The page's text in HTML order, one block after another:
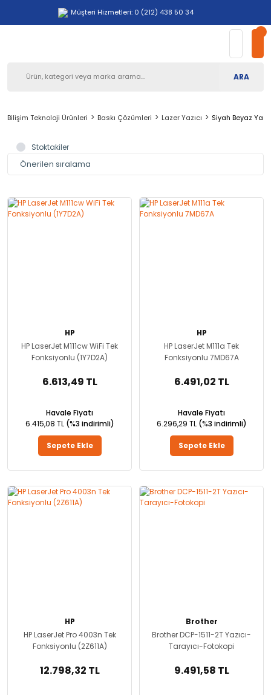
Müşteri Hizmetleri: 0 (212) 438 50 34
ARA
Bilişim Teknoloji Ürünleri Baskı Çözümleri Lazer Yazıcı Siyah Beyaz
Stoktakiler
HP
HP LaserJet M111cw WiFi Tek
Fonksiyonlu (1Y7D2A)
6.613,49 TL
Havale Fiyatı
6.415,08 TL (%3 indirimli)
Sepete Ekle
HP
HP LaserJet M111a Tek
Fonksiyonlu 7MD67A
6.491,02 TL
Havale Fiyatı
6.296,29 TL (%3 indirimli)
Sepete Ekle
HP
HP LaserJet Pro 4003n Tek
Fonksiyonlu (2Z611A)
12.798,32 TL
Brother
Brother DCP-1511-2T Yazıcı-
Tarayıcı-Fotokopi
9.491,58 TL